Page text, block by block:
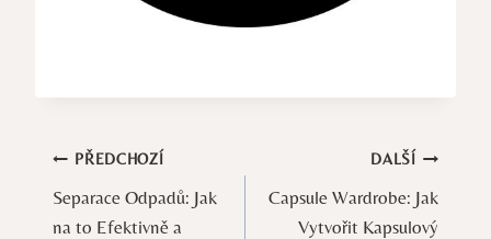
Navigace
pro
PŘEDCHOZÍ
Separace Odpadů: Jak
na to Efektivně a
DALŠÍ
Capsule Wardrobe: Jak
Vytvořit Kapsulový